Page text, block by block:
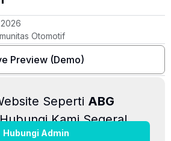
Otomotif
Preview (Demo)
Seperti ABG
Hubungi Kami Segera!
Hubungi Admin